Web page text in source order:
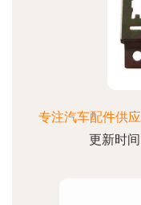
专注汽车配件供
更新时